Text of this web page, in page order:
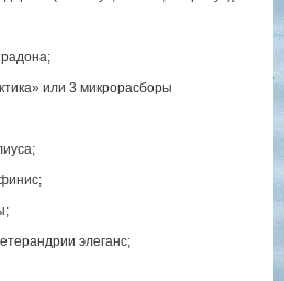
или 3 микрорасборы
элеганс;